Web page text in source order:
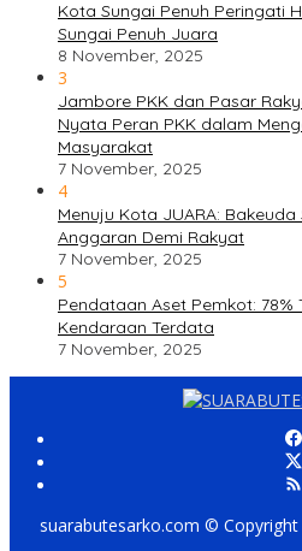
Kota Sungai Penuh Peringati
Sungai Penuh Juara
8 November, 2025
3
Jambore PKK dan Pasar
Nyata Peran PKK dalam
Masyarakat
7 November, 2025
4
Menuju Kota JUARA:
Anggaran Demi Rakyat
7 November, 2025
5
Pendataan Aset Pemkot: 78%
Kendaraan Terdata
7 November, 2025
suarabutesarko.com © Copyright